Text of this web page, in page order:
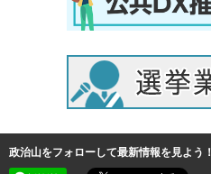
政治山をフォローして最新情報を見よう！